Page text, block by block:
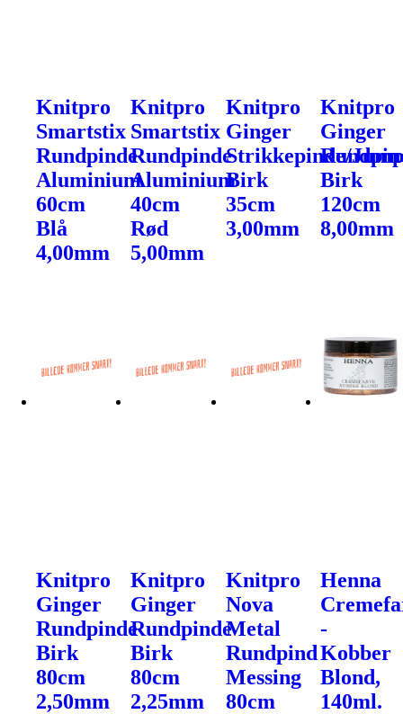
Knitpro
Smartstix
Rundpinde
Aluminium
60cm
Blå
4,00mm
Knitpro
Smartstix
Rundpinde
Aluminium
40cm
Rød
5,00mm
Knitpro
Ginger
Strikkepinde/
Birk
35cm
3,00mm
Knitpro
Ginger
Birk
120cm
8,00mm
Knitpro
Ginger
Rundpinde
Birk
80cm
2,50mm
Knitpro
Ginger
Rundpinde
Birk
80cm
2,25mm
Knitpro
Nova
Metal
Rundpind
Messing
80cm
Henna
-
Kobber
Blond,
140ml.